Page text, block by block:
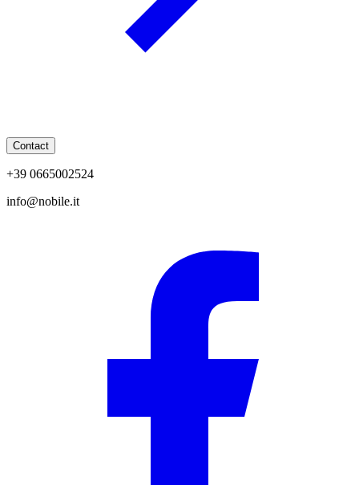
Contact
+39 0665002524
info@nobile.it